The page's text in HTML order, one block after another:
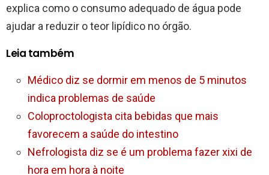
explica como o consumo adequado de água pode
ajudar a reduzir o teor lipídico no órgão.
Leia também
Médico diz se dormir em menos de 5 minutos
indica problemas de saúde
Coloproctologista cita bebidas que mais
favorecem a saúde do intestino
Nefrologista diz se é um problema fazer xixi de
hora em hora à noite